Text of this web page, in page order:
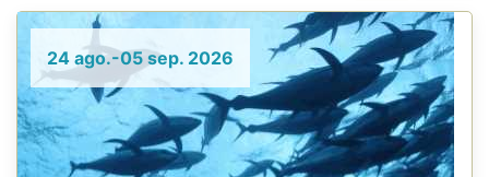
24 ago.-05 sep. 2026